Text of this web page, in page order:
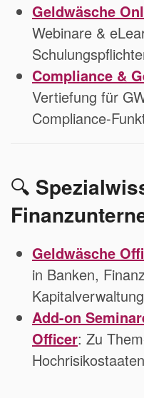
Geldwäsche
Webinare &
Compliance &
Vertiefung für
Compliance-
🔍
Geldwäsche
in Banken,
Add-on
Officer: Zu